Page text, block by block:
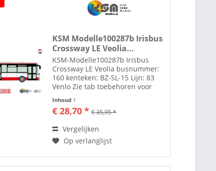
KSM Modelle100287b Irisbus
Crossway LE Veolia...
KSM-Modelle100287b Irisbus
Crossway LE Veolia busnummer:
160 kenteken: BZ-SL-15 Lijn: 83
Venlo Zie tab toebehoren voor
Toebehoren zoals spiegels etc.
losbijgeleverd in de verpakking.
Inhoud 1
€ 28,70 * € 35,95 *
Vergelijken
Op verlanglijst